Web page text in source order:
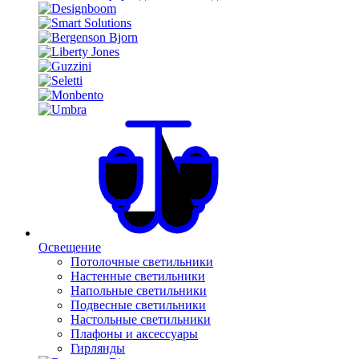
Освещение
Потолочные светильники
Настенные светильники
Напольные светильники
Подвесные светильники
Настольные светильники
Плафоны и аксессуары
Гирлянды